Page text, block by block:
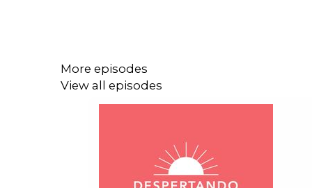
Un recordatorio de que no necesitas saberlo
More episodes
View all episodes